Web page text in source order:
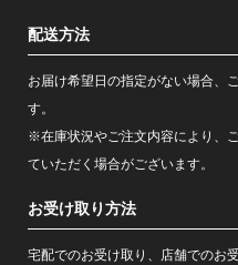
配送方法
お届け希望日の指定がない場合、
す。
※在庫状況やご注文内容により、
ていただく場合がございます。
お受け取り方法
宅配でのお受け取り、店舗でのお